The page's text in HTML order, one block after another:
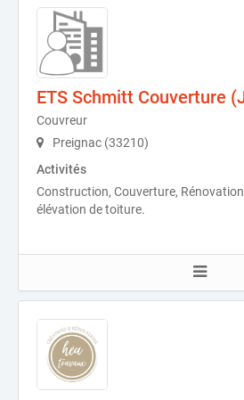
ETS Schmitt Couverture
Couvreur
Preignac (33210)
Activités
Construction, Couverture,
élévation de toiture.